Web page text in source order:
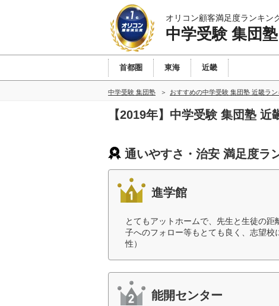
オリコン顧客満足度ランキン
中学受験 集団
首都圏 東海 近畿
中学受験 集団塾 おすすめの中学受験 集団塾 近畿ラ
【2019年】中学受験 集団塾
通いやすさ・治安 満足度ラ
進学館
とてもアットホームで、先生と生徒の
子へのフォロー等もとても良く、志望
性）
能開センター